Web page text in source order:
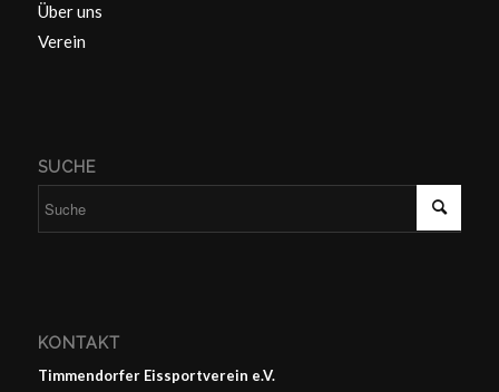
Über uns
Verein
SUCHE
KONTAKT
Timmendorfer Eissportverein e.V.